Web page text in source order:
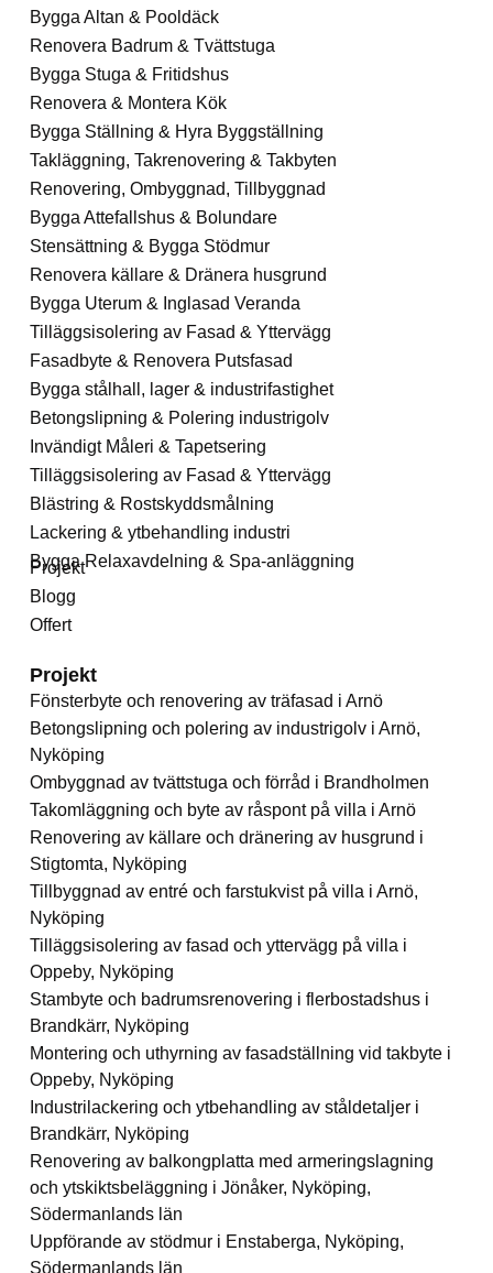
Bygga Altan & Pooldäck
Renovera Badrum & Tvättstuga
Bygga Stuga & Fritidshus
Renovera & Montera Kök
Bygga Ställning & Hyra Byggställning
Takläggning, Takrenovering & Takbyten
Renovering, Ombyggnad, Tillbyggnad
Bygga Attefallshus & Bolundare
Stensättning & Bygga Stödmur
Renovera källare & Dränera husgrund
Bygga Uterum & Inglasad Veranda
Tilläggsisolering av Fasad & Yttervägg
Fasadbyte & Renovera Putsfasad
Bygga stålhall, lager & industrifastighet
Betongslipning & Polering industrigolv
Invändigt Måleri & Tapetsering
Tilläggsisolering av Fasad & Yttervägg
Blästring & Rostskyddsmålning
Lackering & ytbehandling industri
Bygga Relaxavdelning & Spa-anläggning
Projekt
Blogg
Offert
Projekt
Fönsterbyte och renovering av träfasad i Arnö
Betongslipning och polering av industrigolv i Arnö,
Nyköping
Ombyggnad av tvättstuga och förråd i Brandholmen
Takomläggning och byte av råspont på villa i Arnö
Renovering av källare och dränering av husgrund i
Stigtomta, Nyköping
Tillbyggnad av entré och farstukvist på villa i Arnö,
Nyköping
Tilläggsisolering av fasad och yttervägg på villa i
Oppeby, Nyköping
Stambyte och badrumsrenovering i flerbostadshus i
Brandkärr, Nyköping
Montering och uthyrning av fasadställning vid takbyte i
Oppeby, Nyköping
Industrilackering och ytbehandling av ståldetaljer i
Brandkärr, Nyköping
Renovering av balkongplatta med armeringslagning
och ytskiktsbeläggning i Jönåker, Nyköping,
Södermanlands län
Uppförande av stödmur i Enstaberga, Nyköping,
Södermanlands län